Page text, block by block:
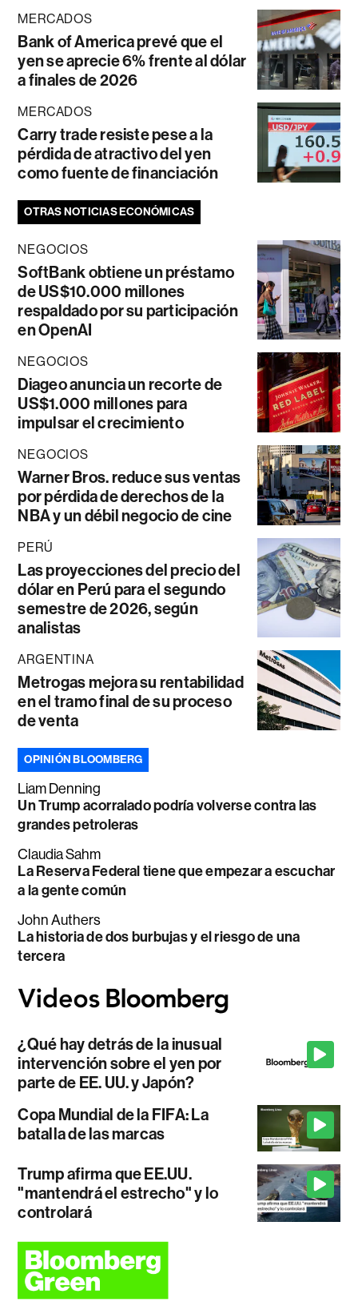
MERCADOS
Bank of America prevé que el
yen se aprecie 6% frente al dólar
a finales de 2026
MERCADOS
Carry trade resiste pese a la
pérdida de atractivo del yen
como fuente de financiación
OTRAS NOTICIAS ECONÓMICAS
NEGOCIOS
SoftBank obtiene un préstamo
de US$10.000 millones
respaldado por su participación
en OpenAI
NEGOCIOS
Diageo anuncia un recorte de
US$1.000 millones para
impulsar el crecimiento
NEGOCIOS
Warner Bros. reduce sus ventas
por pérdida de derechos de la
NBA y un débil negocio de cine
PERÚ
Las proyecciones del precio del
dólar en Perú para el segundo
semestre de 2026, según
analistas
ARGENTINA
Metrogas mejora su rentabilidad
en el tramo final de su proceso
de venta
OPINIÓN BLOOMBERG
Liam Denning
Un Trump acorralado podría volverse contra las
grandes petroleras
Claudia Sahm
La Reserva Federal tiene que empezar a escuchar
a la gente común
John Authers
La historia de dos burbujas y el riesgo de una
tercera
¿Qué hay detrás de la inusual
intervención sobre el yen por
parte de EE. UU. y Japón?
Copa Mundial de la FIFA: La
batalla de las marcas
Trump afirma que EE.UU.
"mantendrá el estrecho" y lo
controlará